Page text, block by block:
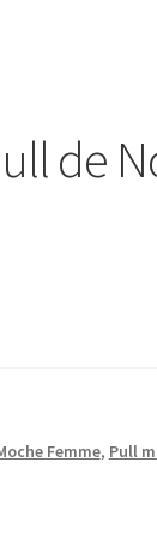
de
Femme, Pull